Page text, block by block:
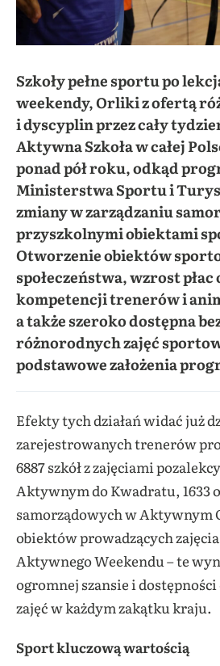
Szkoły pełne sportu po
weekendy, Orliki z ofertą
i dyscyplin przez cały
Aktywna Szkoła w całej
ponad pół roku, odkąd
Ministerstwa Sportu i
zmiany w zarządzaniu
przyszkolnymi obiektami
Otworzenie obiektów
społeczeństwa, wzrost
kompetencji trenerów i
a także szeroko dostępna
różnorodnych zajęć
podstawowe założenia
Efekty tych działań widać już
zarejestrowanych trenerów
6887 szkół z zajęciami
Aktywnym do Kwadratu, 1633
samorządowych w Aktywnym
obiektów prowadzących
Aktywnego Weekendu – te
ogromnej szansie i dostępności
zajęć w każdym zakątku kraju.
Sport kluczową wartością